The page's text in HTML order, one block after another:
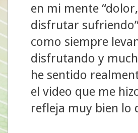
en mi mente
disfrutar
como siempre
disfrutando y
he sentido
el video que me
refleja muy bien lo